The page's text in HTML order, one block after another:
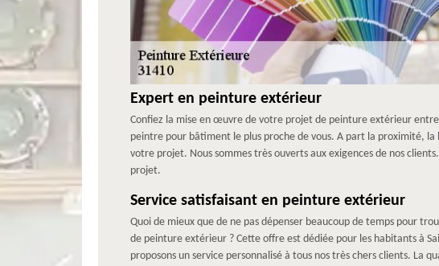
Expert en peinture extérieur
Confiez la mise en œuvre de votre projet de peinture extérieur
peintre pour bâtiment le plus proche de vous. A part la proximité,
votre projet. Nous sommes très ouverts aux exigences de nos
projet.
Service satisfaisant en peinture extérieur
Quoi de mieux que de ne pas dépenser beaucoup de temps pour
de peinture extérieur ? Cette offre est dédiée pour les habitants à
proposons un service personnalisé à tous nos très chers clients. La